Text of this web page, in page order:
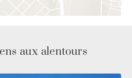
aux alentours